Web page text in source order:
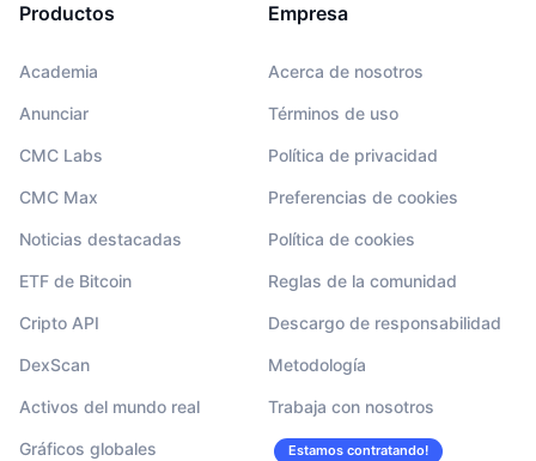
Productos
Academia
Anunciar
CMC Labs
CMC Max
Noticias destacadas
ETF de Bitcoin
Cripto API
DexScan
Activos del mundo real
Gráficos globales
Empresa
Acerca de nosotros
Términos de uso
Política de privacidad
Preferencias de cookies
Política de cookies
Reglas de la comunidad
Descargo de responsabilidad
Metodología
Trabaja con nosotros
Estamos contratando!